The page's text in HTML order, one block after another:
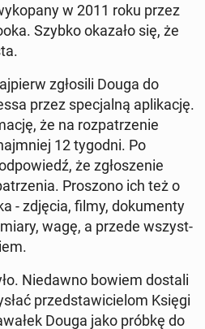
w 2011 roku przez
Szybko okazało się, że
zgło­si­li Douga do
przez spe­cjal­ną apli­ka­cję.
że na roz­pa­trze­nie
12 tygodni. Po
że zgło­sze­nie
Pro­szo­no ich też o
- zdjęcia, filmy, do­ku­men­ty
wagę, a przede wszyst­
Nie­daw­no bowiem dostali
przed­sta­wi­cie­lom Księgi
Douga jako próbkę do